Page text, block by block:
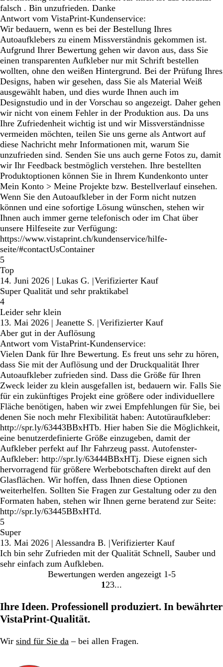
falsch . Bin unzufrieden. Danke
Antwort vom VistaPrint-Kundenservice:
Wir bedauern, wenn es bei der Bestellung Ihres
Autoaufklebers zu einem Missverständnis gekommen ist.
Aufgrund Ihrer Bewertung gehen wir davon aus, dass Sie
einen transparenten Aufkleber nur mit Schrift bestellen
wollten, ohne den weißen Hintergrund. Bei der Prüfung Ihres
Designs, haben wir gesehen, dass Sie als Material Weiß
ausgewählt haben, und dies wurde Ihnen auch im
Designstudio und in der Vorschau so angezeigt. Daher gehen
wir nicht von einem Fehler in der Produktion aus. Da uns
Ihre Zufriedenheit wichtig ist und wir Missverständnisse
vermeiden möchten, teilen Sie uns gerne als Antwort auf
diese Nachricht mehr Informationen mit, warum Sie
unzufrieden sind. Senden Sie uns auch gerne Fotos zu, damit
wir Ihr Feedback bestmöglich verstehen. Ihre bestellten
Produktoptionen können Sie in Ihrem Kundenkonto unter
Mein Konto > Meine Projekte bzw. Bestellverlauf einsehen.
Wenn Sie den Autoaufkleber in der Form nicht nutzen
können und eine sofortige Lösung wünschen, stehen wir
Ihnen auch immer gerne telefonisch oder im Chat über
unsere Hilfeseite zur Verfügung:
https://www.vistaprint.ch/kundenservice/hilfe-
seite/#contactUsContainer
5
Top
14. Juni 2026 | Lukas G. |Verifizierter Kauf
Super Qualität und sehr praktikabel
4
Leider sehr klein
13. Mai 2026 | Jeanette S. |Verifizierter Kauf
Aber gut in der Auflösung
Antwort vom VistaPrint-Kundenservice:
Vielen Dank für Ihre Bewertung. Es freut uns sehr zu hören,
dass Sie mit der Auflösung und der Druckqualität Ihrer
Autoaufkleber zufrieden sind. Dass die Größe für Ihren
Zweck leider zu klein ausgefallen ist, bedauern wir. Falls Sie
für ein zukünftiges Projekt eine größere oder individuellere
Fläche benötigen, haben wir zwei Empfehlungen für Sie, bei
denen Sie noch mehr Flexibilität haben: Autotüraufkleber:
http://spr.ly/63443BBxHTb. Hier haben Sie die Möglichkeit,
eine benutzerdefinierte Größe einzugeben, damit der
Aufkleber perfekt auf Ihr Fahrzeug passt. Autofenster-
Aufkleber: http://spr.ly/63444BBxHTj. Diese eignen sich
hervorragend für größere Werbebotschaften direkt auf den
Glasflächen. Wir hoffen, dass Ihnen diese Optionen
weiterhelfen. Sollten Sie Fragen zur Gestaltung oder zu den
Formaten haben, stehen wir Ihnen gerne beratend zur Seite:
http://spr.ly/63445BBxHTd.
5
Super
13. Mai 2026 | Alessandra B. |Verifizierter Kauf
Ich bin sehr Zufrieden mit der Qualität Schnell, Sauber und
sehr einfach zum Aufkleben.
Bewertungen werden angezeigt 1-5
Gehe
Seite
1 Gehe
Seite
2 Gehe
Seite
3
Ihre Ideen. Professionell produziert. In bewährter
VistaPrint-Qualität.
Wir sind für Sie da – bei allen Fragen.